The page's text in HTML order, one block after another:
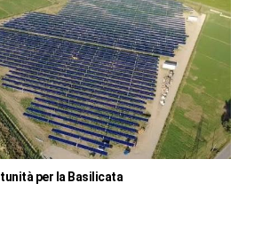
per la Basilicata